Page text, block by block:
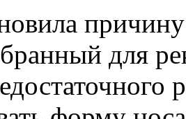
‬для‭